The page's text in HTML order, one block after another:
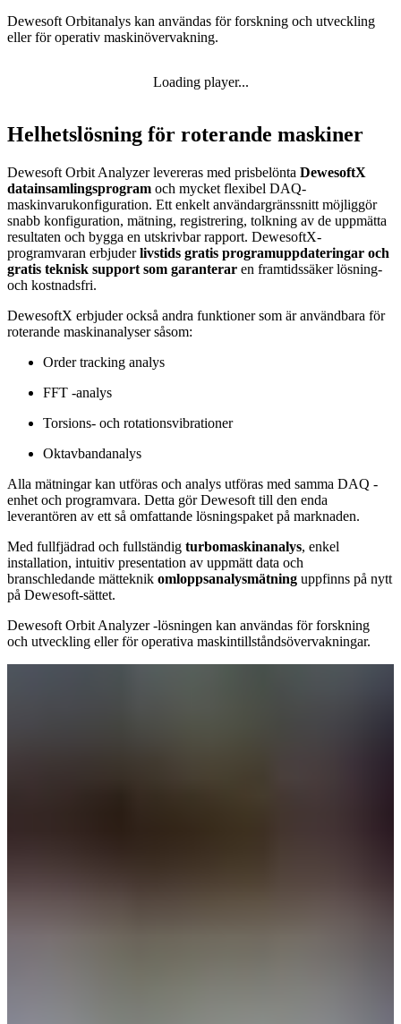
Dewesoft Orbitanalys kan användas för forskning och utveckling
eller för operativ maskinövervakning.
Loading player...
Helhetslösning för roterande maskiner
Dewesoft Orbit Analyzer levereras med prisbelönta DewesoftX
datainsamlingsprogram och mycket flexibel DAQ-
maskinvarukonfiguration. Ett enkelt användargränssnitt möjliggör
snabb konfiguration, mätning, registrering, tolkning av de uppmätta
resultaten och bygga en utskrivbar rapport. DewesoftX-
programvaran erbjuderlivstids gratis programuppdateringar och
gratis teknisk support som garanterar en framtidssäker lösning-
och kostnadsfri.
DewesoftX erbjuder också andra funktioner som är användbara för
roterande maskinanalyser såsom:
Order tracking analys
FFT -analys
Torsions- och rotationsvibrationer
Oktavbandanalys
Alla mätningar kan utföras och analys utföras med samma DAQ -
enhet och programvara. Detta gör Dewesoft till den enda
leverantören av ett så omfattande lösningspaket på marknaden.
Med fullfjädrad och fullständig turbomaskinanalys, enkel
installation, intuitiv presentation av uppmätt data och
branschledande mätteknik omloppsanalysmätning uppfinns på nytt
på Dewesoft-sättet.
Dewesoft Orbit Analyzer -lösningen kan användas för forskning
och utveckling eller för operativa maskintillståndsövervakningar.